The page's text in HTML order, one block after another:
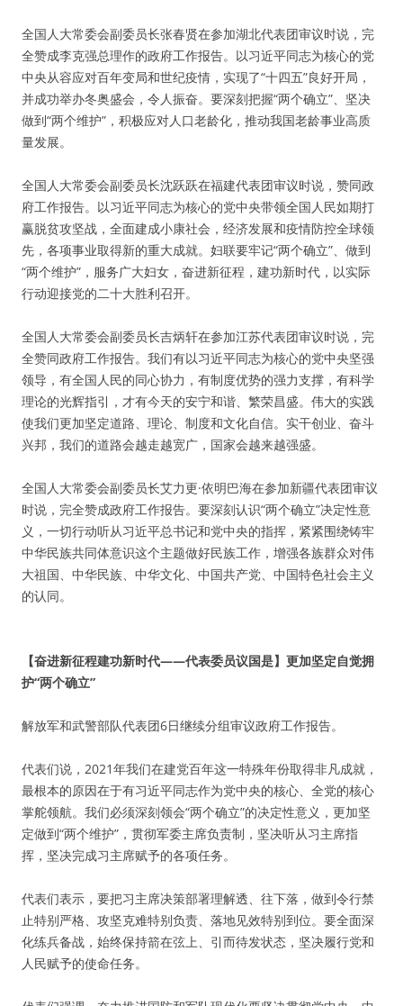
全国人大常委会副委员长张春贤在参加湖北代表团审议时说，完
全赞成李克强总理作的政府工作报告。以习近平同志为核心的党
中央从容应对百年变局和世纪疫情，实现了“十四五”良好开局，
并成功举办冬奥盛会，令人振奋。要深刻把握“两个确立”、坚决
做到“两个维护”，积极应对人口老龄化，推动我国老龄事业高质
量发展。
全国人大常委会副委员长沈跃跃在福建代表团审议时说，赞同政
府工作报告。以习近平同志为核心的党中央带领全国人民如期打
赢脱贫攻坚战，全面建成小康社会，经济发展和疫情防控全球领
先，各项事业取得新的重大成就。妇联要牢记“两个确立”、做到
“两个维护”，服务广大妇女，奋进新征程，建功新时代，以实际
行动迎接党的二十大胜利召开。
全国人大常委会副委员长吉炳轩在参加江苏代表团审议时说，完
全赞同政府工作报告。我们有以习近平同志为核心的党中央坚强
领导，有全国人民的同心协力，有制度优势的强力支撑，有科学
理论的光辉指引，才有今天的安宁和谐、繁荣昌盛。伟大的实践
使我们更加坚定道路、理论、制度和文化自信。实干创业、奋斗
兴邦，我们的道路会越走越宽广，国家会越来越强盛。
全国人大常委会副委员长艾力更·依明巴海在参加新疆代表团审议
时说，完全赞成政府工作报告。要深刻认识“两个确立”决定性意
义，一切行动听从习近平总书记和党中央的指挥，紧紧围绕铸牢
中华民族共同体意识这个主题做好民族工作，增强各族群众对伟
大祖国、中华民族、中华文化、中国共产党、中国特色社会主义
的认同。
【奋进新征程建功新时代——代表委员议国是】更加坚定自觉拥
护“两个确立”
解放军和武警部队代表团6日继续分组审议政府工作报告。
代表们说，2021年我们在建党百年这一特殊年份取得非凡成就，
最根本的原因在于有习近平同志作为党中央的核心、全党的核心
掌舵领航。我们必须深刻领会“两个确立”的决定性意义，更加坚
定做到“两个维护”，贯彻军委主席负责制，坚决听从习主席指
挥，坚决完成习主席赋予的各项任务。
代表们表示，要把习主席决策部署理解透、往下落，做到令行禁
止特别严格、攻坚克难特别负责、落地见效特别到位。要全面深
化练兵备战，始终保持箭在弦上、引而待发状态，坚决履行党和
人民赋予的使命任务。